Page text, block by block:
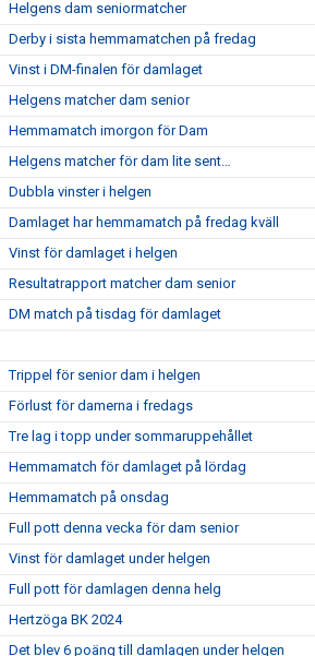
Helgens dam seniormatcher
Derby i sista hemmamatchen på fredag
Vinst i DM-finalen för damlaget
Helgens matcher dam senior
Hemmamatch imorgon för Dam
Helgens matcher för dam lite sent…
Dubbla vinster i helgen
Damlaget har hemmamatch på fredag kväll
Vinst för damlaget i helgen
Resultatrapport matcher dam senior
DM match på tisdag för damlaget
Trippel för senior dam i helgen
Förlust för damerna i fredags
Tre lag i topp under sommaruppehållet
Hemmamatch för damlaget på lördag
Hemmamatch på onsdag
Full pott denna vecka för dam senior
Vinst för damlaget under helgen
Full pott för damlagen denna helg
Hertzöga BK 2024
Det blev 6 poäng till damlagen under helgen